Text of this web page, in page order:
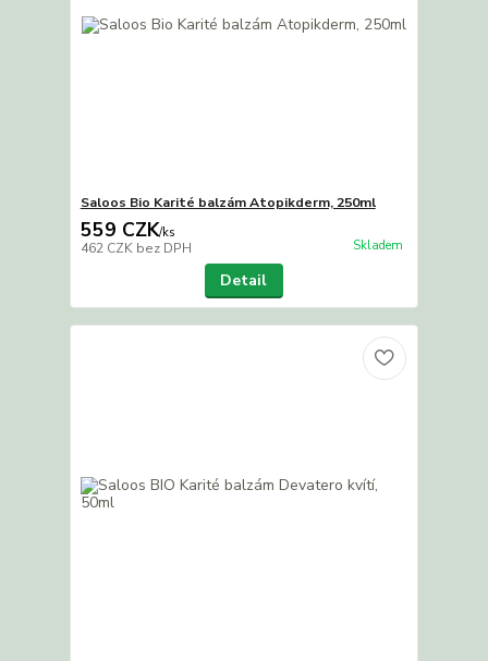
Saloos Bio Karité balzám Atopikderm, 250ml
559 CZK/ks
462 CZK bez DPH Skladem
Detail